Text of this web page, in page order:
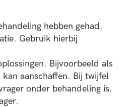
hebben gehad.
Gebruik hierbij
Bijvoorbeeld als
aanschaffen. Bij twijfel
onder behandeling is.